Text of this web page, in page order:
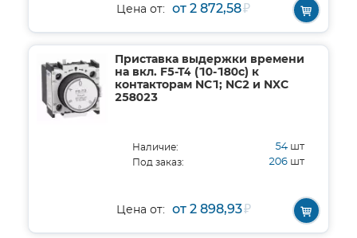
Цена от: от 2 872,58₽
Приставка выдержки времени
на вкл. F5-T4 (10-180с) к
контакторам NC1; NC2 и NXC
258023
Наличие: 54 шт
Под заказ: 206 шт
Цена от: от 2 898,93₽